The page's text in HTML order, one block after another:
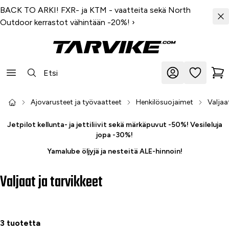
BACK TO ARKI! FXR- ja KTM - vaatteita sekä North
Outdoor kerrastot vähintään -20%! ›
Ajovarusteet ja työvaatteet Henkilösuojaimet
Jetpilot kellunta- ja jettiliivit sekä märkäpuvut -50%! Vesileluja
jopa -30%!
Yamalube öljyjä ja nesteitä ALE-hinnoin!
Valjaat ja tarvikkeet
3 tuotetta